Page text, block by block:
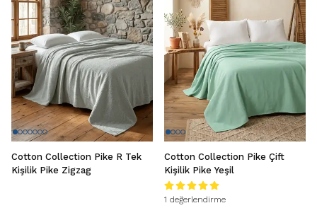
Cotton Collection Pike R Tek
Kişilik Pike Zigzag
Cotton Collection Pike Çift
Kişilik Pike Yeşil
1 değerlendirme